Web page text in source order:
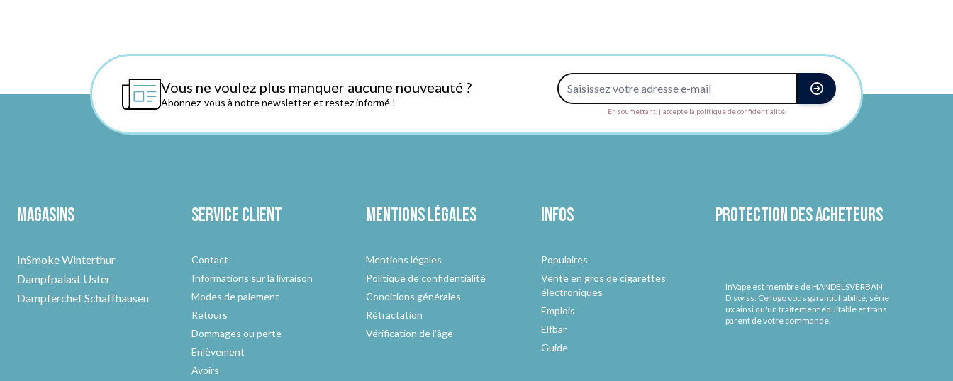
Vous ne voulez plus manquer aucune nouveauté ?
Abonnez-vous à notre newsletter et restez informé !
Adresse e-mail
En soumettant, j'accepte la politique de confidentialité.
Magasins
InSmoke Winterthur
Dampfpalast Uster
Dampferchef Schaffhausen
Service client
Contact
Informations sur la livraison
Modes de paiement
Retours
Dommages ou perte
Enlèvement
Avoirs
Mentions légales
Mentions légales
Politique de confidentialité
Conditions générales
Rétractation
Vérification de l'âge
Infos
Populaires
Vente en gros de cigarettes
électroniques
Emplois
Elfbar
Guide
Protection des acheteurs
InVape est membre de HANDELSVERBAN
D.swiss. Ce logo vous garantit fiabilité, série
ux ainsi qu'un traitement équitable et trans
parent de votre commande.